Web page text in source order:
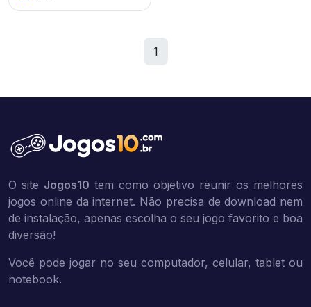
1
O site Jogos10 tem como objetivo reunir os melhores
jogos online da internet. Não precisa de download nem
de instalação, apenas escolha o seu jogo favorito e boa
diversão!
Você pode jogar no seu computador, celular, tablet ou
notebook.